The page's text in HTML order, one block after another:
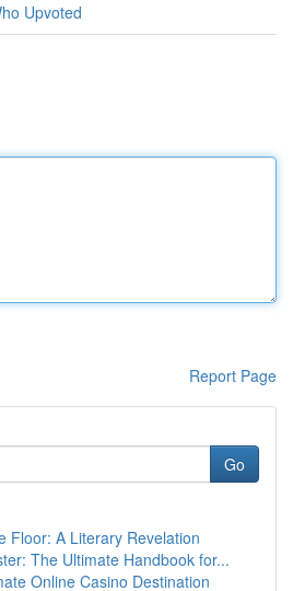
Upvoted
Report Page
Go
Floor: A Literary Revelation
The Ultimate Handbook for...
Online Casino Destination